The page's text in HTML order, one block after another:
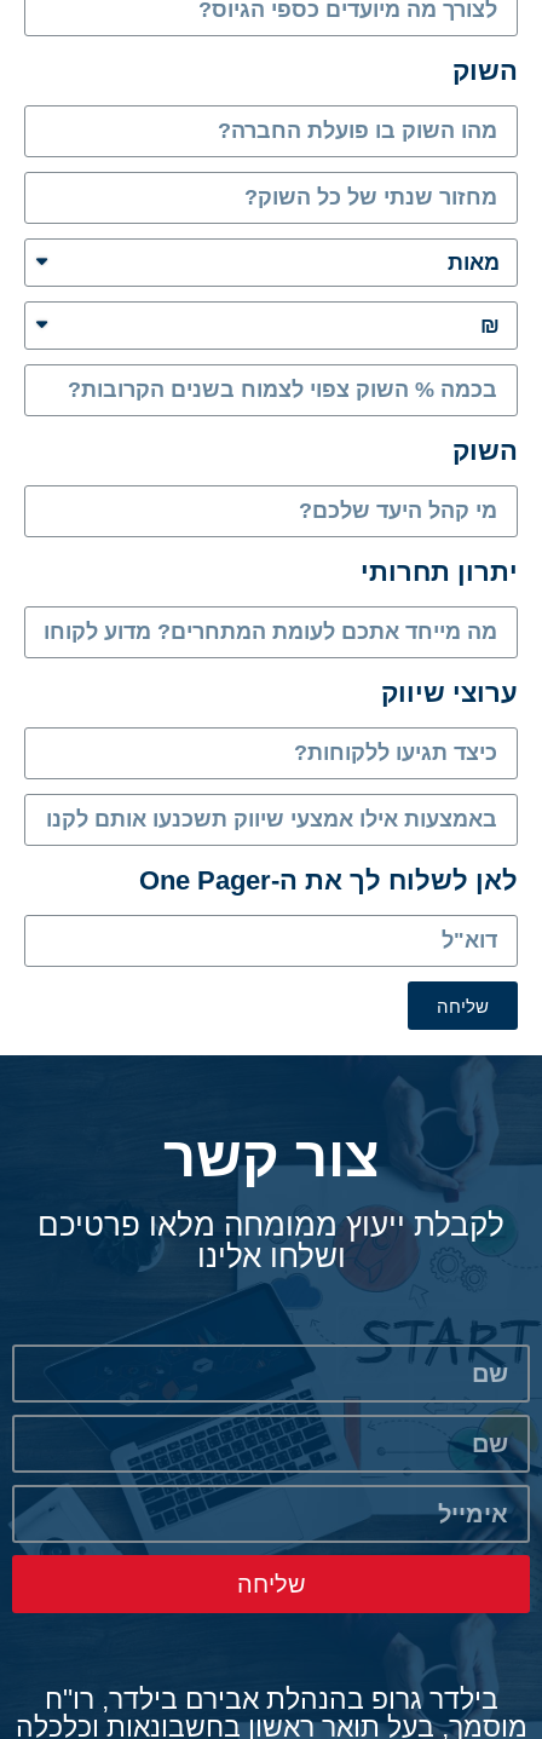
שדה
השוק
שדה
שדה
שדה
השוק
שדה
יתרון תחרותי
שדה
ערוצי שיווק
שדה
שדה
לאן לשלוח לך את ה-One Pager
שדה
שליחה
צור קשר
לקבלת ייעוץ ממומחה מלאו פרטיכם
ושלחו אלינו
שליחה
בילדר גרופ בהנהלת אבירם בילדר, רו"ח
מוסמך, בעל תואר ראשון בחשבונאות וכלכלה